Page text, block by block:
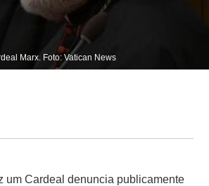
Marx. Foto: Vatican News
um Cardeal denuncia publicamente